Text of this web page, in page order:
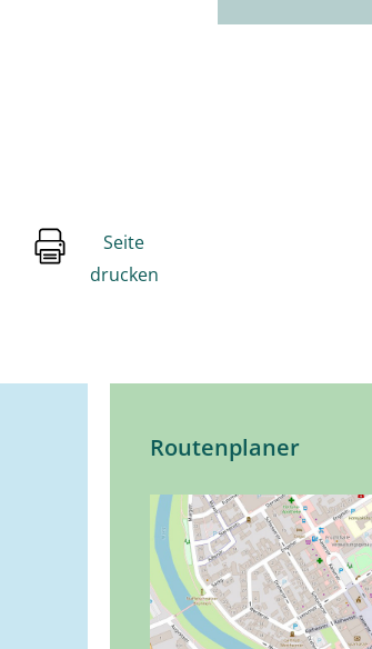
Seite
drucken
Routenplaner